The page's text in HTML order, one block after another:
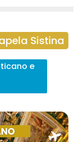
Sistina
e